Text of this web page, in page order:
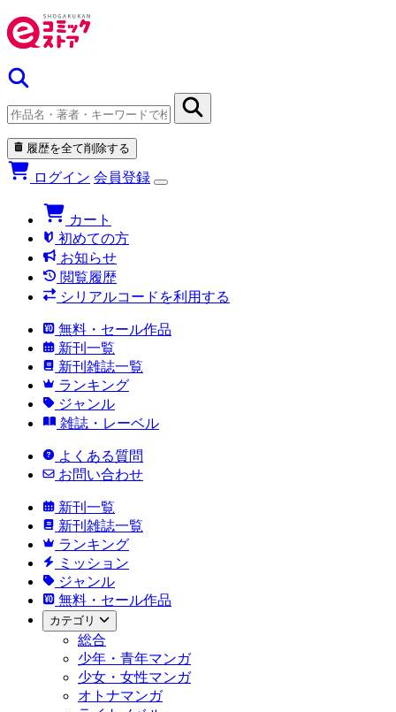
履歴を全て削除する
ログイン 会員登録
カート
初めての方
お知らせ
閲覧履歴
シリアルコードを利用する
無料・セール作品
新刊一覧
新刊雑誌一覧
ランキング
ジャンル
雑誌・レーベル
よくある質問
お問い合わせ
新刊一覧
新刊雑誌一覧
ランキング
ミッション
ジャンル
無料・セール作品
カテゴリ
総合
少年・青年マンガ
少女・女性マンガ
オトナマンガ